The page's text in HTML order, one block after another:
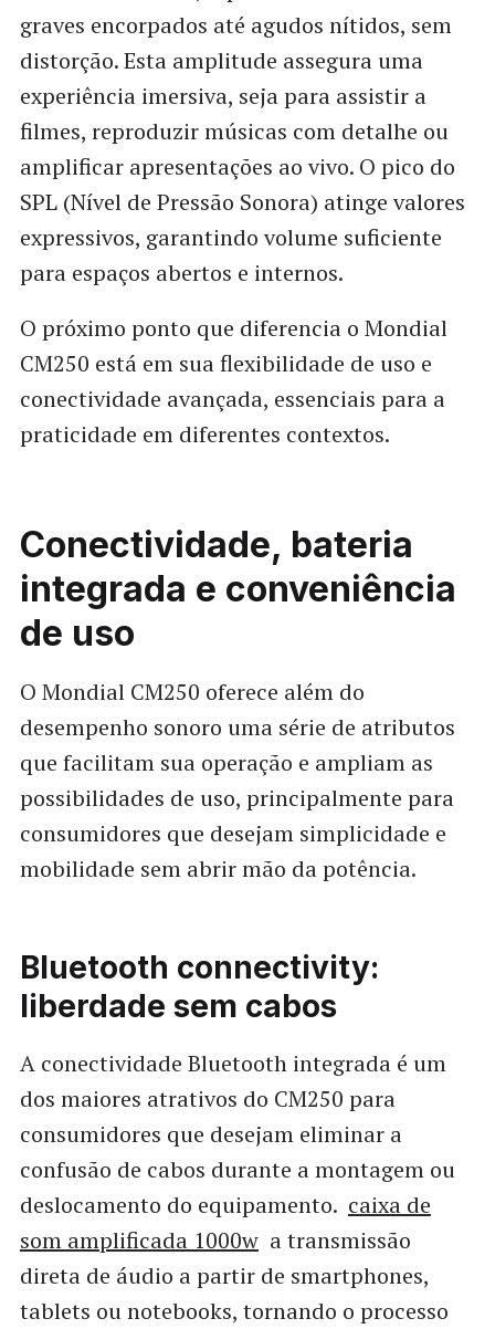
graves encorpados até agudos nítidos, sem
distorção. Esta amplitude assegura uma
experiência imersiva, seja para assistir a
filmes, reproduzir músicas com detalhe ou
amplificar apresentações ao vivo. O pico do
SPL (Nível de Pressão Sonora) atinge valores
expressivos, garantindo volume suficiente
para espaços abertos e internos.
O próximo ponto que diferencia o Mondial
CM250 está em sua flexibilidade de uso e
conectividade avançada, essenciais para a
praticidade em diferentes contextos.
Conectividade, bateria
integrada e conveniência
de uso
O Mondial CM250 oferece além do
desempenho sonoro uma série de atributos
que facilitam sua operação e ampliam as
possibilidades de uso, principalmente para
consumidores que desejam simplicidade e
mobilidade sem abrir mão da potência.
Bluetooth connectivity:
liberdade sem cabos
A conectividade Bluetooth integrada é um
dos maiores atrativos do CM250 para
consumidores que desejam eliminar a
confusão de cabos durante a montagem ou
deslocamento do equipamento. caixa de
som amplificada 1000wa transmissão
direta de áudio a partir de smartphones,
tablets ou notebooks, tornando o processo